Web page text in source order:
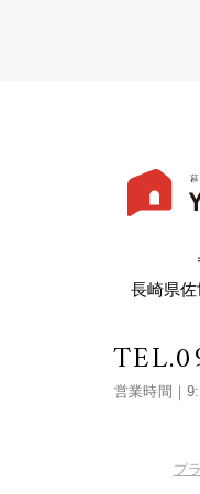
長崎県
TEL.
営業時間｜
プ